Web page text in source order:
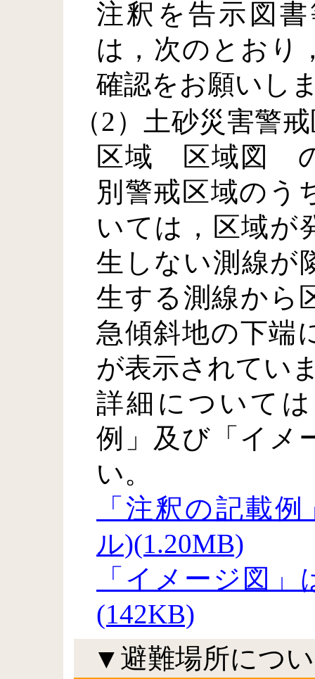
注釈を告示図
は，次のとおり
確認をお願いし
（2）土砂災害警
区域 区域図 の
別警戒区域の
いては，区域が
生しない測線が
生する測線から
急傾斜地の下端
が表示されてい
詳細について
例」及び「イメ
い。
「注釈の記載
ル)(1.20MB)
「イメージ図
(142KB)
▼避難場所につ